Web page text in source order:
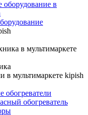
обогреватели
обогреватель